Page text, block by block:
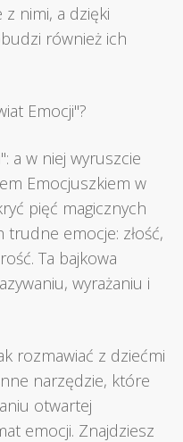
z nimi, a dzięki
również ich
Emocji"?
a w niej wyruszcie
Emocjuszkiem w
pięć magicznych
emocje: złość,
Ta bajkowa
wyrażaniu i
rozmawiać z dziećmi
narzędzie, które
otwartej
emocji. Znajdziesz